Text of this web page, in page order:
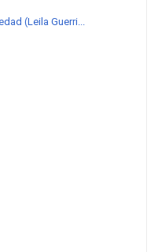
(Leila Guerri...